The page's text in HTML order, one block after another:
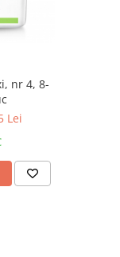
nr 4, 8-
Lei